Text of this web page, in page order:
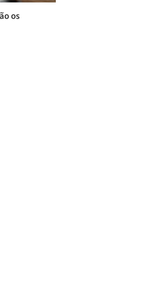
os